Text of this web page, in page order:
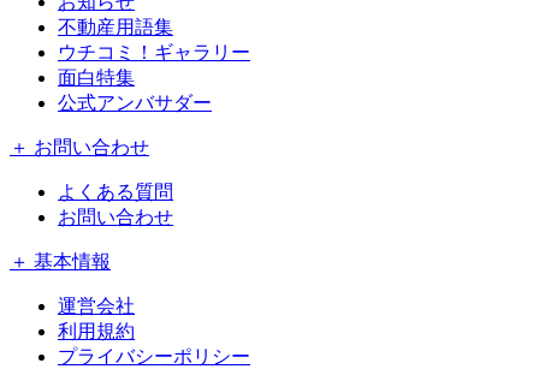
不動産用語集
ウチコミ！ギャラリー
面白特集
公式アンバサダー
＋ お問い合わせ
よくある質問
お問い合わせ
＋ 基本情報
運営会社
利用規約
プライバシーポリシー